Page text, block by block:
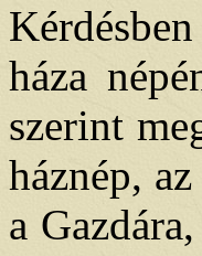
háza
szerint
háznép,
a